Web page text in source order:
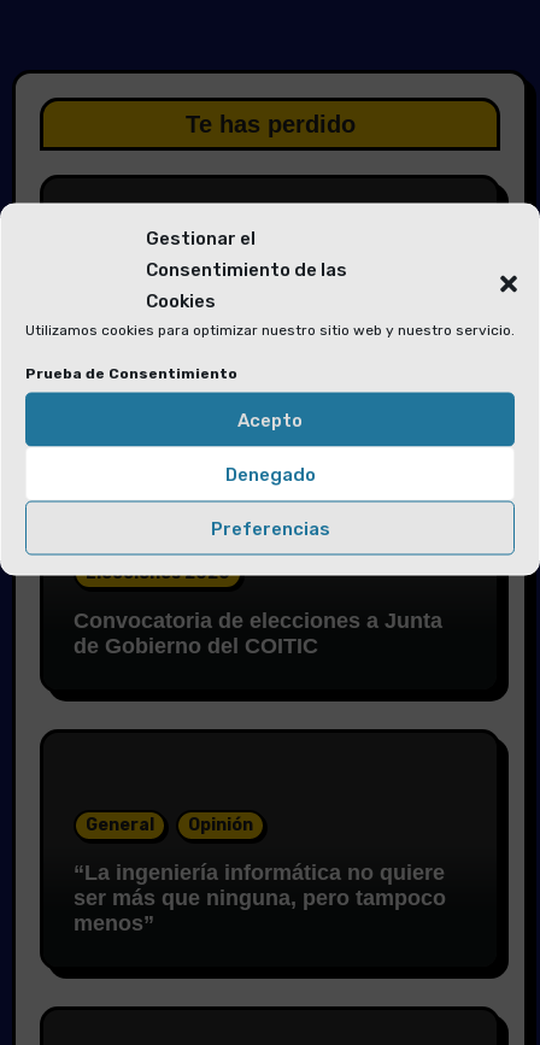
Gestionar el
Consentimiento de las
Cookies
Utilizamos cookies para optimizar nuestro sitio web y nuestro servicio.
Prueba de Consentimiento
Acepto
Denegado
Preferencias
Te has perdido
Elecciones 2026
Solicitud de voluntarios para las
Mesas Electorales y la Junta Electoral
Elecciones 2026
Convocatoria de elecciones a Junta
de Gobierno del COITIC
General Opinión
“La ingeniería informática no quiere
ser más que ninguna, pero tampoco
menos”